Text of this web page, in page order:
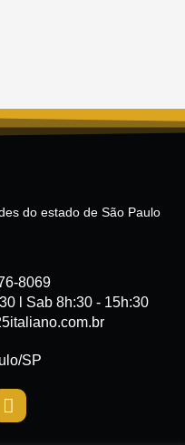
do estado de São Paulo
8069
l Sab 8h:30 - 15h:30
SP
F
a